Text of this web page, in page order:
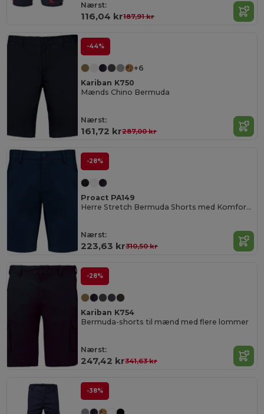
Nærst:
116,04 kr187,91 kr
-44%
+6
Kariban K750
Mænds Chino Bermuda
Nærst:
161,72 kr287,00 kr
-28%
Proact PA149
Herre Stretch Bermuda Shorts med Komfort og Stil
Nærst:
223,63 kr310,50 kr
-28%
Kariban K754
Bermuda-shorts til mænd med flere lommer
Nærst:
247,42 kr341,63 kr
-38%